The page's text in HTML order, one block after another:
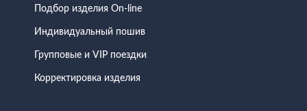
Подбор изделия On-line
Индивидуальный пошив
Групповые и VIP поездки
Корректировка изделия